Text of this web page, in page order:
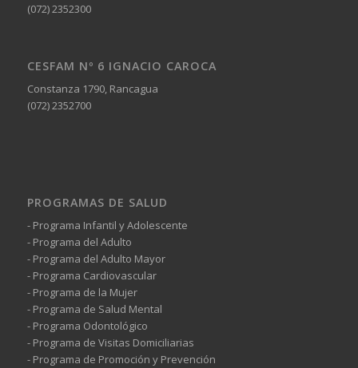
(072) 2352300
CESFAM Nº 6 IGNACIO CAROCA
Constanza 1790, Rancagua
(072) 2352700
PROGRAMAS DE SALUD
- Programa Infantil y Adolescente
- Programa del Adulto
- Programa del Adulto Mayor
- Programa Cardiovascular
- Programa de la Mujer
- Programa de Salud Mental
- Programa Odontológico
- Programa de Visitas Domiciliarias
- Programa de Promoción y Prevención